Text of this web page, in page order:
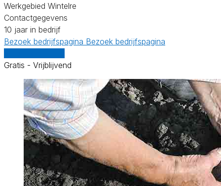
Werkgebied Wintelre
Contactgegevens
10 jaar in bedrijf
Bezoek bedrijfspagina Bezoek bedrijfspagina
Gratis - Vrijblijvend